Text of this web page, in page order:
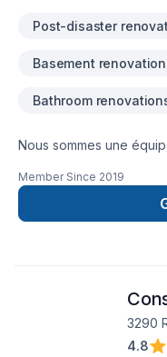
Post-disaster
Basement
Bathroom
Nous sommes une
pour la réalisation de
agrandissement,
mesure.
Member Since 2019
3290
4.8